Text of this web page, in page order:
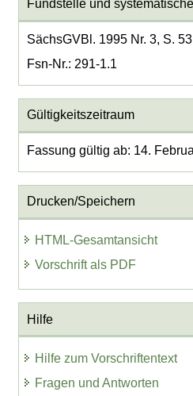
Fundstelle und
SächsGVBl. 1995 Nr. 3, S. 53
Fsn-Nr.: 291-1.1
Gültigkeitszeitraum
Fassung gültig ab: 14.
Drucken/Speichern
HTML-Gesamtansicht
Vorschrift als PDF
Hilfe
Hilfe zum Vorschriftentext
Fragen und Antworten